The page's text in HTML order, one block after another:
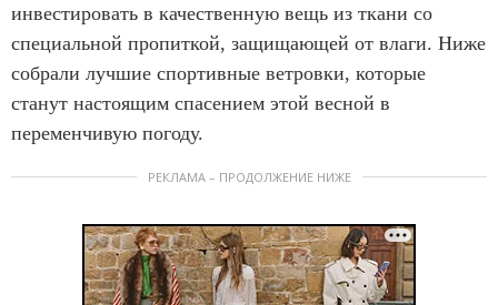
инвестировать в качественную вещь из ткани со
специальной пропиткой, защищающей от влаги. Ниже
собрали лучшие спортивные ветровки, которые
станут настоящим спасением этой весной в
переменчивую погоду.
РЕКЛАМА – ПРОДОЛЖЕНИЕ НИЖЕ